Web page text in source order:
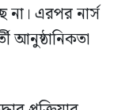
না। এরপর নার্স
আনুষ্ঠানিকতা